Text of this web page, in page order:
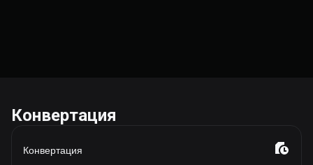
Конвертация
Конвертация